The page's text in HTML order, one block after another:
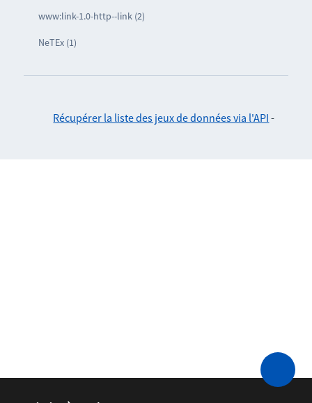
www:link-1.0-http--link (2)
NeTEx (1)
Récupérer la liste des jeux de données via l'API -